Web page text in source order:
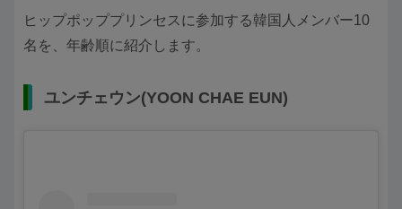
ヒップポッププリンセスに参加する韓国人メンバー10
名を、年齢順に紹介します。
ユンチェウン(YOON CHAE EUN)